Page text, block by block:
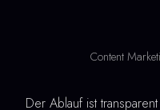
Content
Der Ablauf ist